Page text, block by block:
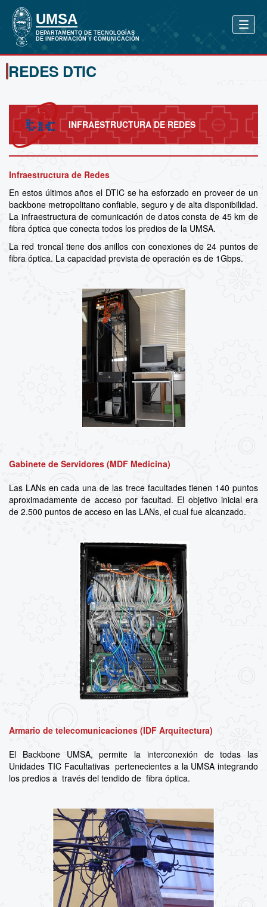
REDES DTIC
INFRAESTRUCTURA DE REDES
Infraestructura de Redes
En estos últimos años el DTIC se ha esforzado en proveer de un
backbone metropolitano confiable, seguro y de alta disponibilidad.
La infraestructura de comunicación de datos consta de 45 km de
fibra óptica que conecta todos los predios de la UMSA.
La red troncal tiene dos anillos con conexiones de 24 puntos de
fibra óptica. La capacidad prevista de operación es de 1Gbps.
Gabinete de Servidores (MDF Medicina)
Las LANs en cada una de las trece facultades tienen 140 puntos
aproximadamente de acceso por facultad. El objetivo inicial era
de 2.500 puntos de acceso en las LANs, el cual fue alcanzado.
Armario de telecomunicaciones (IDF Arquitectura)
El Backbone UMSA, permite la interconexión de todas las
Unidades TIC Facultativas pertenecientes a la UMSA integrando
los predios a través del tendido de fibra óptica.